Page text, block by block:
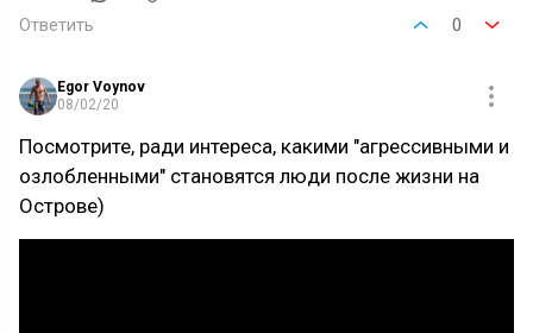
Ответить 0
Egor Voynov
08/02/20
Посмотрите, ради интереса, какими "агрессивными и
озлобленными" становятся люди после жизни на
Острове)